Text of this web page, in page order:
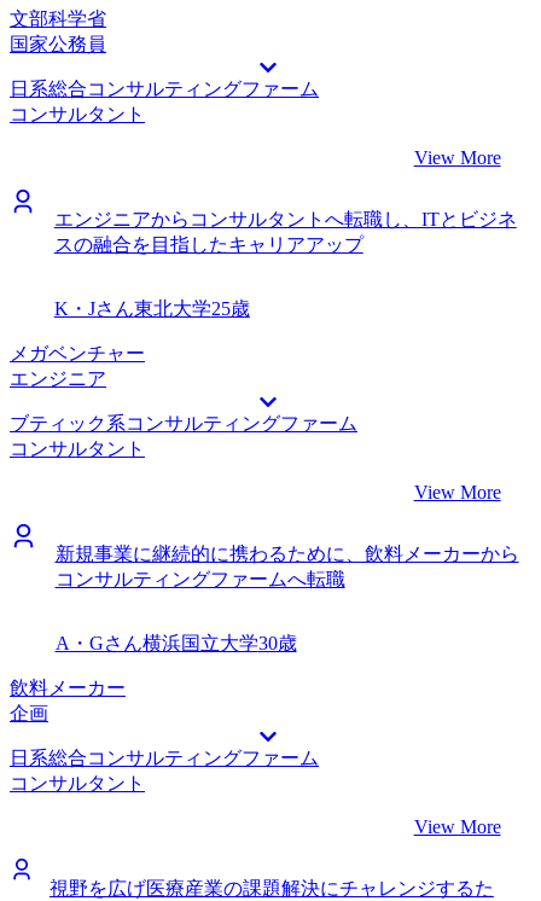
文部科学省
国家公務員
日系総合コンサルティングファーム
コンサルタント
View More
エンジニアからコンサルタントへ転職し、ITとビジネ
スの融合を目指したキャリアアップ
K・Jさん東北大学25歳
メガベンチャー
エンジニア
ブティック系コンサルティングファーム
コンサルタント
View More
新規事業に継続的に携わるために、飲料メーカーから
コンサルティングファームへ転職
A・Gさん横浜国立大学30歳
飲料メーカー
企画
日系総合コンサルティングファーム
コンサルタント
View More
視野を広げ医療産業の課題解決にチャレンジするた